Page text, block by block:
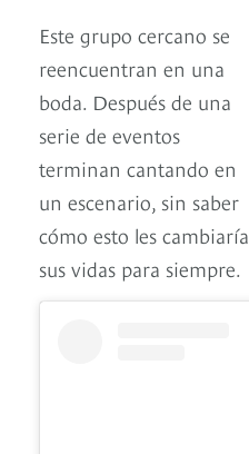
Este grupo cercano se
reencuentran en una
boda. Después de una
serie de eventos
terminan cantando en
un escenario, sin saber
cómo esto les cambiaría
sus vidas para siempre.